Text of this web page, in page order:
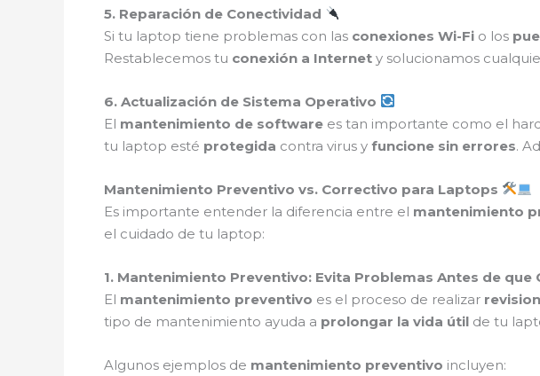
5. Reparación de Conectividad
Si tu laptop tiene problemas con las conexiones Wi-Fi o los
Restablecemos tu conexión a Internet y solucionamos
6. Actualización de Sistema Operativo
El mantenimiento de software es tan importante como el
tu laptop esté protegida contra virus y funcione sin errores.
Mantenimiento Preventivo vs. Correctivo para Laptops
Es importante entender la diferencia entre el mantenimiento
el cuidado de tu laptop:
1. Mantenimiento Preventivo: Evita Problemas Antes de que
El mantenimiento preventivo es el proceso de realizar
tipo de mantenimiento ayuda a prolongar la vida útil de tu
Algunos ejemplos de mantenimiento preventivo incluyen: